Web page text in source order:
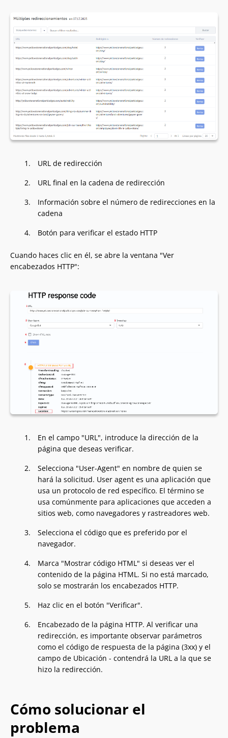
URL de redirección
URL final en la cadena de redirección
Información sobre el número de redirecciones en la
cadena
Botón para verificar el estado HTTP
Cuando haces clic en él, se abre la ventana "Ver
encabezados HTTP":
En el campo "URL", introduce la dirección de la
página que deseas verificar.
Selecciona "User-Agent" en nombre de quien se
hará la solicitud. User agent es una aplicación que
usa un protocolo de red específico. El término se
usa comúnmente para aplicaciones que acceden a
sitios web, como navegadores y rastreadores web.
Selecciona el código que es preferido por el
navegador.
Marca "Mostrar código HTML" si deseas ver el
contenido de la página HTML. Si no está marcado,
solo se mostrarán los encabezados HTTP.
Haz clic en el botón "Verificar".
Encabezado de la página HTTP. Al verificar una
redirección, es importante observar parámetros
como el código de respuesta de la página (3xx) y el
campo de Ubicación - contendrá la URL a la que se
hizo la redirección.
Cómo solucionar el
problema